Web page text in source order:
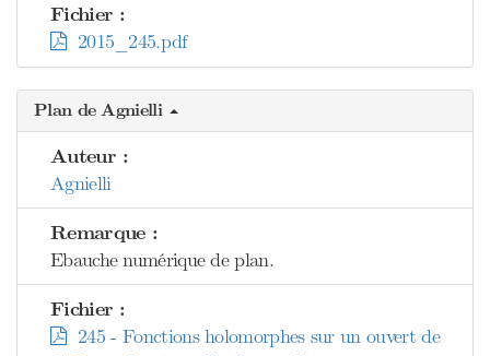
Fichier :
2015_245.pdf
Plan de Agnielli
Auteur :
Agnielli
Remarque :
Ebauche numérique de plan.
Fichier :
245 - Fonctions holomorphes sur un ouvert de